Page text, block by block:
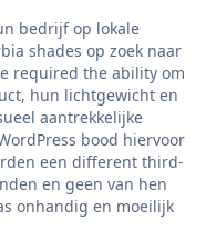
bedrijf op lokale
shades op zoek naar
required the ability om
hun lichtgewicht en
aantrekkelijke
bood hiervoor
een different third-
en geen van hen
onhandig en moeilijk